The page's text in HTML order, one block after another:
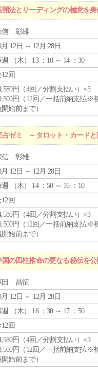
法とリーディングの極意を身
信 彰雄
月 12日 ～ 12月 28日
週 （木） 13 ：10 ～ 14 ：30
回
円（4回／分割支払い）×3
円（12回／一括前納支払※
始前まで）
ゼミ ～タロット・カード
信 彰雄
月 12日 ～ 12月 28日
週 （木） 14 ：50 ～ 16 ：10
回
円（4回／分割支払い）×3
円（12回／一括前納支払※
始前まで）
の四柱推命の更なる秘伝を
田 昌征
月 12日 ～ 12月 28日
週 （木） 16 ：30 ～ 17 ：50
回
円（4回／分割支払い）×3
円（12回／一括前納支払※
始前まで）